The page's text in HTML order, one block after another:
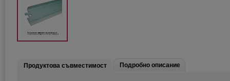
Продуктова съвместимост Подробно описание